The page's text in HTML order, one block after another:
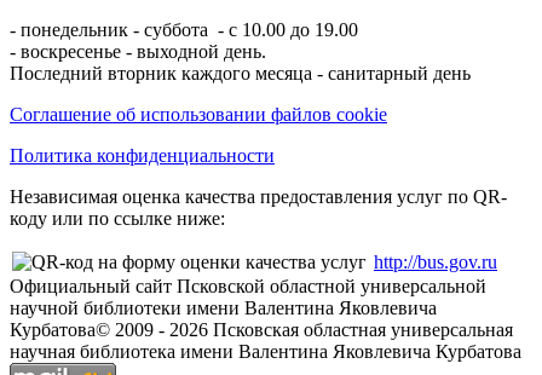
- понедельник - суббота - с 10.00 до 19.00
- воскресенье - выходной день.
Последний вторник каждого месяца - санитарный день
Соглашение об использовании файлов cookie
Политика конфиденциальности
Независимая оценка качества предоставления услуг по QR-
коду или по ссылке ниже:
http://bus.gov.ru
Официальный сайт Псковской областной универсальной
научной библиотеки имени Валентина Яковлевича
Курбатова© 2009 - 2026 Псковская областная универсальная
научная библиотека имени Валентина Яковлевича Курбатова